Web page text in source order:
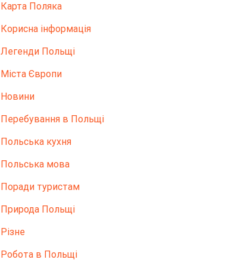
Карта Поляка
Корисна інформація
Легенди Польщі
Міста Європи
Новини
Перебування в Польщі
Польська кухня
Польська мова
Поради туристам
Природа Польщі
Різне
Робота в Польщі